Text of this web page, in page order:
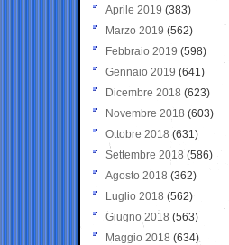
Aprile 2019 (383)
Marzo 2019 (562)
Febbraio 2019 (598)
Gennaio 2019 (641)
Dicembre 2018 (623)
Novembre 2018 (603)
Ottobre 2018 (631)
Settembre 2018 (586)
Agosto 2018 (362)
Luglio 2018 (562)
Giugno 2018 (563)
Maggio 2018 (634)